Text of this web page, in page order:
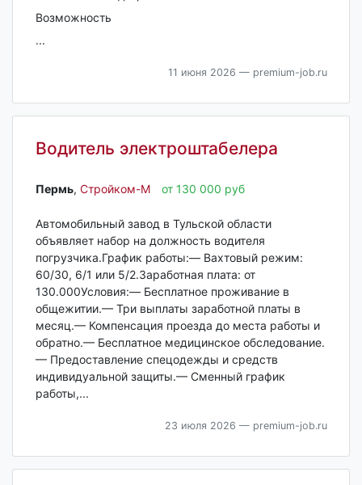
Возможность
...
11 июня 2026 — premium-job.ru
Водитель электроштабелера
Пермь‎, Стройком-М от 130 000 руб
Автомобильный завод в Тульской области
объявляет набор на должность водителя
погрузчика.График работы:— Вахтовый режим:
60/30, 6/1 или 5/2.Заработная плата: от
130.000Условия:— Бесплатное проживание в
общежитии.— Три выплаты заработной платы в
месяц.— Компенсация проезда до места работы и
обратно.— Бесплатное медицинское обследование.
— Предоставление спецодежды и средств
индивидуальной защиты.— Сменный график
работы,...
23 июля 2026 — premium-job.ru